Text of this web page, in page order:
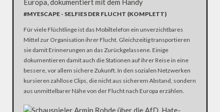
#MYESCAPE - SELFIES DER FLUCHT (KOMPLETT)
Für viele Flüchtlinge ist das Mobiltelefon ein unverzichtbares
Mittel zur Organisation ihrer Flucht. Gleichzeitig transportieren
sie damit Erinnerungen an das Zurückgelassene. Einige
dokumentieren damit auch die Stationen auf ihrer Reise in eine
bessere, vor allem sichere Zukunft. In den sozialen Netzwerken
kursieren zahllose Clips, die nicht aus sicherem Abstand, sondern
aus unmittelbarer Nähe von der Flucht nach Europa erzählen.